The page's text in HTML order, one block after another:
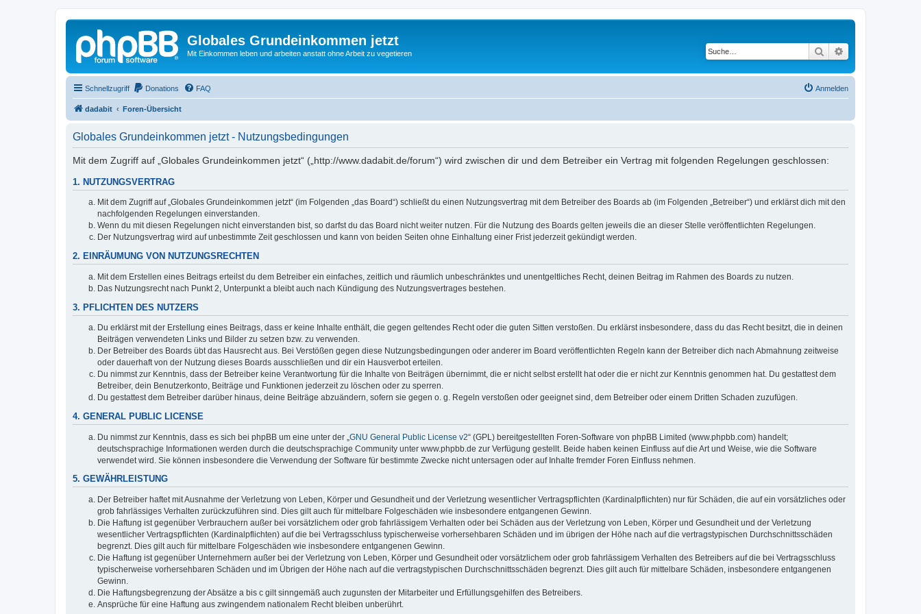
Globales Grundeinkommen jetzt
Mit Einkommen leben und arbeiten anstatt ohne Arbeit zu vegetieren Suche
Schnellzugriff Donations FAQ Anmelden
dadabit Foren-Übersicht
Globales Grundeinkommen jetzt - Nutzungsbedingungen
Mit dem Zugriff auf „Globales Grundeinkommen jetzt“ („http://www.dadabit.de/forum“) wird zwischen dir und dem Betreiber ein Vertrag mit folgenden Regelungen geschlossen:
1. NUTZUNGSVERTRAG
Mit dem Zugriff auf „Globales Grundeinkommen jetzt“ (im Folgenden „das Board“) schließt du einen Nutzungsvertrag mit dem Betreiber des Boards ab (im Folgenden „Betreiber“) und erklärst dich mit den
nachfolgenden Regelungen einverstanden.
Wenn du mit diesen Regelungen nicht einverstanden bist, so darfst du das Board nicht weiter nutzen. Für die Nutzung des Boards gelten jeweils die an dieser Stelle veröffentlichten Regelungen.
Der Nutzungsvertrag wird auf unbestimmte Zeit geschlossen und kann von beiden Seiten ohne Einhaltung einer Frist jederzeit gekündigt werden.
2. EINRÄUMUNG VON NUTZUNGSRECHTEN
Mit dem Erstellen eines Beitrags erteilst du dem Betreiber ein einfaches, zeitlich und räumlich unbeschränktes und unentgeltliches Recht, deinen Beitrag im Rahmen des Boards zu nutzen.
Das Nutzungsrecht nach Punkt 2, Unterpunkt a bleibt auch nach Kündigung des Nutzungsvertrages bestehen.
3. PFLICHTEN DES NUTZERS
Du erklärst mit der Erstellung eines Beitrags, dass er keine Inhalte enthält, die gegen geltendes Recht oder die guten Sitten verstoßen. Du erklärst insbesondere, dass du das Recht besitzt, die in deinen
Beiträgen verwendeten Links und Bilder zu setzen bzw. zu verwenden.
Der Betreiber des Boards übt das Hausrecht aus. Bei Verstößen gegen diese Nutzungsbedingungen oder anderer im Board veröffentlichten Regeln kann der Betreiber dich nach Abmahnung zeitweise
oder dauerhaft von der Nutzung dieses Boards ausschließen und dir ein Hausverbot erteilen.
Du nimmst zur Kenntnis, dass der Betreiber keine Verantwortung für die Inhalte von Beiträgen übernimmt, die er nicht selbst erstellt hat oder die er nicht zur Kenntnis genommen hat. Du gestattest dem
Betreiber, dein Benutzerkonto, Beiträge und Funktionen jederzeit zu löschen oder zu sperren.
Du gestattest dem Betreiber darüber hinaus, deine Beiträge abzuändern, sofern sie gegen o. g. Regeln verstoßen oder geeignet sind, dem Betreiber oder einem Dritten Schaden zuzufügen.
4. GENERAL PUBLIC LICENSE
Du nimmst zur Kenntnis, dass es sich bei phpBB um eine unter der „ GNU General Public License v2“ (GPL) bereitgestellten Foren-Software von phpBB Limited (www.phpbb.com) handelt;
deutschsprachige Informationen werden durch die deutschsprachige Community unter www.phpbb.de zur Verfügung gestellt. Beide haben keinen Einfluss auf die Art und Weise, wie die Software
verwendet wird. Sie können insbesondere die Verwendung der Software für bestimmte Zwecke nicht untersagen oder auf Inhalte fremder Foren Einfluss nehmen.
5. GEWÄHRLEISTUNG
Der Betreiber haftet mit Ausnahme der Verletzung von Leben, Körper und Gesundheit und der Verletzung wesentlicher Vertragspflichten (Kardinalpflichten) nur für Schäden, die auf ein vorsätzliches oder
grob fahrlässiges Verhalten zurückzuführen sind. Dies gilt auch für mittelbare Folgeschäden wie insbesondere entgangenen Gewinn.
Die Haftung ist gegenüber Verbrauchern außer bei vorsätzlichem oder grob fahrlässigem Verhalten oder bei Schäden aus der Verletzung von Leben, Körper und Gesundheit und der Verletzung
wesentlicher Vertragspflichten (Kardinalpflichten) auf die bei Vertragsschluss typischerweise vorhersehbaren Schäden und im übrigen der Höhe nach auf die vertragstypischen Durchschnittsschäden
begrenzt. Dies gilt auch für mittelbare Folgeschäden wie insbesondere entgangenen Gewinn.
Die Haftung ist gegenüber Unternehmern außer bei der Verletzung von Leben, Körper und Gesundheit oder vorsätzlichem oder grob fahrlässigem Verhalten des Betreibers auf die bei Vertragsschluss
typischerweise vorhersehbaren Schäden und im Übrigen der Höhe nach auf die vertragstypischen Durchschnittsschäden begrenzt. Dies gilt auch für mittelbare Schäden, insbesondere entgangenen
Gewinn.
Die Haftungsbegrenzung der Absätze a bis c gilt sinngemäß auch zugunsten der Mitarbeiter und Erfüllungsgehilfen des Betreibers.
Ansprüche für eine Haftung aus zwingendem nationalem Recht bleiben unberührt.